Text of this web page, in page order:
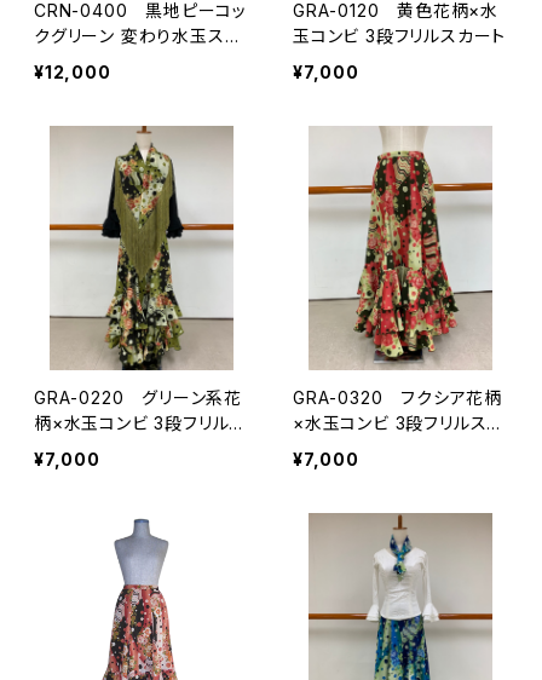
CRN-0400 黒地ピーコッ
クグリーン 変わり水玉スカ
ート
¥12,000
GRA-0120 黄色花柄×水
玉コンビ 3段フリルスカート
¥7,000
GRA-0220 グリーン系花
柄×水玉コンビ 3段フリルス
カート
¥7,000
GRA-0320 フクシア花柄
×水玉コンビ 3段フリルスカ
ート
¥7,000